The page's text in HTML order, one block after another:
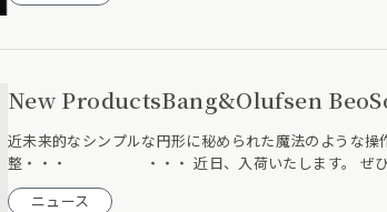
New ProductsBang&Olufsen
近未来的なシンプルな円形に秘められた魔法のよ
整・・・ ・・・ 近日、入荷いたします。 ぜ
ニュース